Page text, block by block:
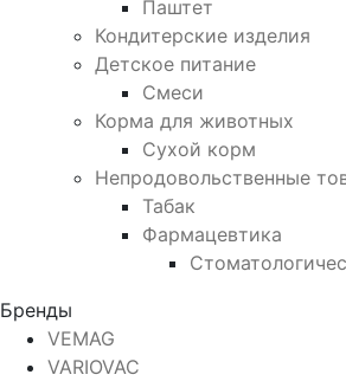
Паштет
Кондитерские изделия
Детское питание
Смеси
Корма для животных
Сухой корм
Непродовольственные
Табак
Фармацевтика
Бренды
VEMAG
VARIOVAC